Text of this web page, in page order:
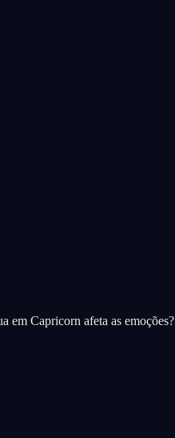
em Capricorn afeta as emoções?